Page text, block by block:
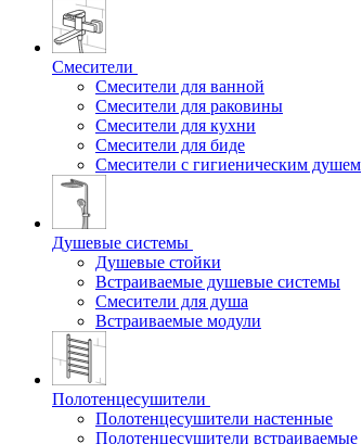
Смесители
Смесители для ванной
Смесители для раковины
Смесители для кухни
Смесители для биде
Смесители с гигиеническим душем
Душевые системы
Душевые стойки
Встраиваемые душевые системы
Смесители для душа
Встраиваемые модули
Полотенцесушители
Полотенцесушители настенные
Полотенцесушители встраиваемые